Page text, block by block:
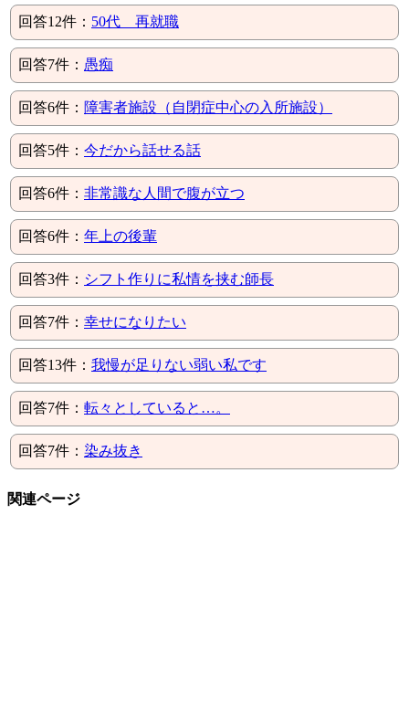
回答12件： 50代 再就職
回答7件： 愚痴
回答6件： 障害者施設（自閉症中心の入所施設）
回答5件： 今だから話せる話
回答6件： 非常識な人間で腹が立つ
回答6件： 年上の後輩
回答3件： シフト作りに私情を挟む師長
回答7件： 幸せになりたい
回答13件： 我慢が足りない弱い私です
回答7件： 転々としていると…。
回答7件： 染み抜き
関連ページ